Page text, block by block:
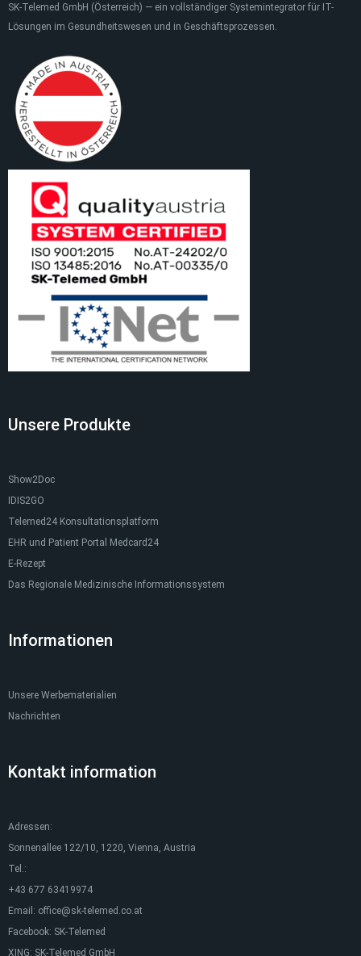
SK-Telemed GmbH (Österreich) — ein vollständiger Systemintegrator für IT-
Lösungen im Gesundheitswesen und in Geschäftsprozessen.
Unsere Produkte
Show2Doc
IDIS2GO
Telemed24 Konsultationsplatform
EHR und Patient Portal Medcard24
E-Rezept
Das Regionale Medizinische Informationssystem
Informationen
Unsere Werbematerialien
Nachrichten
Kontakt information
Adressen:
Sonnenallee 122/10, 1220, Vienna, Austria
Tel.:
+43 677 63419974
Email: office@sk-telemed.co.at
Facebook: SK-Telemed
XING: SK-Telemed GmbH